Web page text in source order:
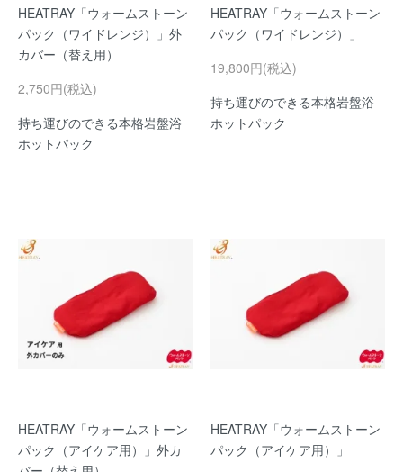
HEATRAY「ウォームストーン
パック（ワイドレンジ）」外
カバー（替え用）
2,750円(税込)
持ち運びのできる本格岩盤浴
ホットパック
HEATRAY「ウォームストーン
パック（ワイドレンジ）」
19,800円(税込)
持ち運びのできる本格岩盤浴
ホットパック
HEATRAY「ウォームストーン
パック（アイケア用）」外カ
HEATRAY「ウォームストーン
パック（アイケア用）」